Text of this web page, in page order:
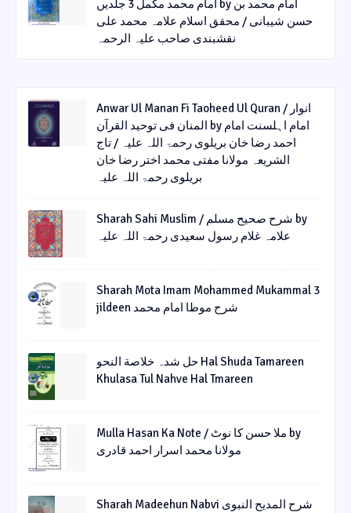
امام محمد مکمل 3 جلدیں by امام محمد بن
حسن شیبانی / محقق اسلام علامہ محمد علی
نقشبندی صاحب علیہ الرحمہ
Anwar Ul Manan Fi Taoheed Ul Quran / انوار
المنان فی توحید القرآن by امام اہلسنت امام
احمد رضا خان بریلوی رحمۃ اللہ علیہ / تاج
الشریعہ مولانا مفتی محمد اختر رضا خان
بریلوی رحمۃ اللہ علیہ
Sharah Sahi Muslim / شرح صحیح مسلم by
علامہ غلام رسول سعیدی رحمۃ اللہ علیہ
Sharah Mota Imam Mohammed Mukammal 3
jildeen شرح موطا امام محمد
حل شدہ خلاصة النحو Hal Shuda Tamareen
Khulasa Tul Nahve Hal Tmareen
Mulla Hasan Ka Note / ملا حسن کا نوٹ by
مولانا محمد اسرار احمد قادری
Sharah Madeehun Nabvi شرح المدیح النبوی